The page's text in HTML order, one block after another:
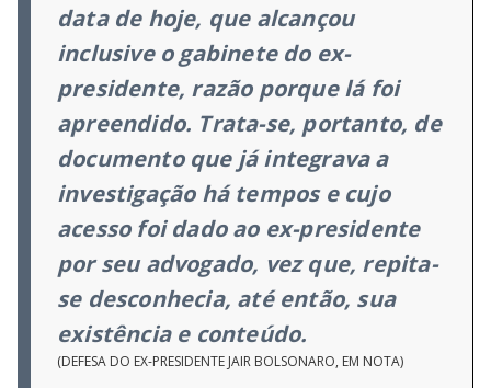
data de hoje, que alcançou
inclusive o gabinete do ex-
presidente, razão porque lá foi
apreendido. Trata-se, portanto, de
documento que já integrava a
investigação há tempos e cujo
acesso foi dado ao ex-presidente
por seu advogado, vez que, repita-
se desconhecia, até então, sua
existência e conteúdo.
(DEFESA DO EX-PRESIDENTE JAIR BOLSONARO, EM NOTA)